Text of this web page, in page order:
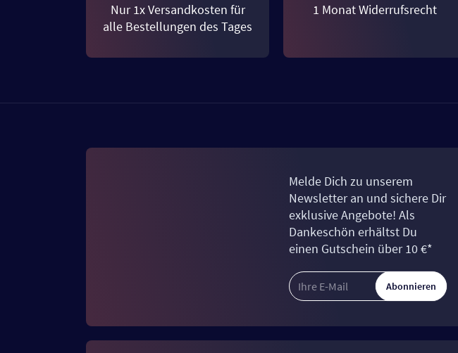
Nur 1x Versandkosten für
alle Bestellungen des Tages
1 Monat Widerrufsrecht
Melde Dich zu unserem
Newsletter an und sichere Dir
exklusive Angebote! Als
Dankeschön erhältst Du
einen Gutschein über 10 €*
Abonnieren